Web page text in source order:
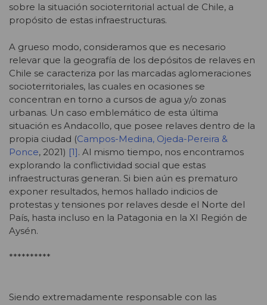
sobre la situación socioterritorial actual de Chile, a
propósito de estas infraestructuras.
A grueso modo, consideramos que es necesario
relevar que la geografía de los depósitos de relaves en
Chile se caracteriza por las marcadas aglomeraciones
socioterritoriales, las cuales en ocasiones se
concentran en torno a cursos de agua y/o zonas
urbanas. Un caso emblemático de esta última
situación es Andacollo, que posee relaves dentro de la
propia ciudad (Campos-Medina, Ojeda-Pereira &
Ponce, 2021) [1]. Al mismo tiempo, nos encontramos
explorando la conflictividad social que estas
infraestructuras generan. Si bien aún es prematuro
exponer resultados, hemos hallado indicios de
protestas y tensiones por relaves desde el Norte del
País, hasta incluso en la Patagonia en la XI Región de
Aysén.
**********
Siendo extremadamente responsable con las